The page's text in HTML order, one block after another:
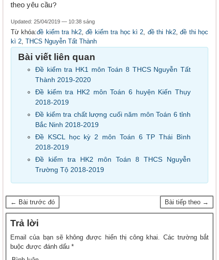
theo yêu cầu?
Updated: 25/04/2019 — 10:38 sáng
Từ khóa:đề kiểm tra hk2,đề kiểm tra học kì 2, đề thi hk2,đề thi học
kì 2, THCS Nguyễn Tất Thành
Bài viết liên quan
Đề kiểm tra HK1 môn Toán 8 THCS Nguyễn Tất
Thành 2019-2020
Đề kiểm tra HK2 môn Toán 6 huyện Kiến Thụy
2018-2019
Đề kiểm tra chất lượng cuối năm môn Toán 6 tỉnh
Bắc Ninh 2018-2019
Đề KSCL học kỳ 2 môn Toán 6 TP Thái Bình
2018-2019
Đề kiểm tra HK2 môn Toán 8 THCS Nguyễn
Trường Tộ 2018-2019
← Bài trước đó Bài tiếp theo →
Trả lời
Email của bạn sẽ không được hiển thị công khai. Các trường bắt
buộc được đánh dấu *